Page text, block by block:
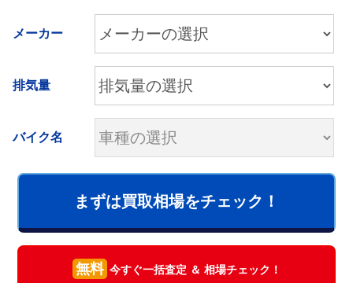
メーカー
排気量
バイク名
無料 今すぐ一括査定 ＆ 相場チェック！